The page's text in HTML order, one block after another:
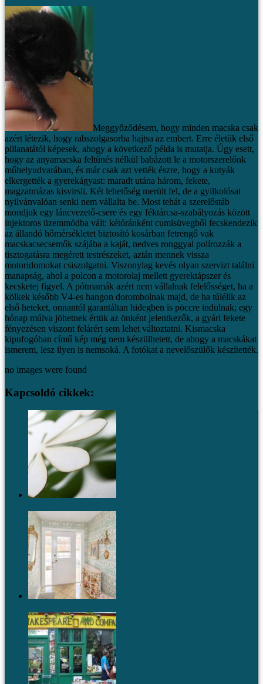
Meggyőződésem, hogy minden macska csak
azért létezik, hogy rabszolgasorba hajtsa az embert. Erre életük első
pillanatától képesek, ahogy a következő példa is mutatja. Úgy esett,
hogy az anyamacska feltűnés nélkül babázott le a motorszerelőnk
műhelyudvarában, és már csak azt vették észre, hogy a kutyák
elkergették a gyerekágyast: maradt utána három, fekete,
magzatmázas kisvirsli. Két lehetőség merült fel, de a gyilkolósat
nyilvánvalóan senki nem vállalta be. Most tehát a szerelőstáb
mondjuk egy láncvezető-csere és egy féktárcsa-szabályozás között
injektoros üzemmódba vált: kétóránként cumisüvegből fecskendezik
az állandó hőmérsékletet biztosító kosárban fetrengő vak
macskacsecsemők szájába a kaját, nedves ronggyal polírozzák a
tisztogatásra megérett testrészeket, aztán mennek vissza
motoridomokat csiszolgatni. Viszonylag kevés olyan szervizt találni
manapság, ahol a polcon a motorolaj mellett gyerektápszer és
kecsketej figyel. A pótmamák azért nem vállalnak felelősséget, ha a
kölkek később V4-es hangon dorombolnak majd, de ha túlélik az
első heteket, onnantól garantáltan hidegben is pöccre indulnak; egy
hónap múlva jöhetnek értük az önként jelentkezők, a gyári fekete
fényezésen viszont felárért sem lehet változtatni. Kismacska
kipufogóban című kép még nem készülhetett, de ahogy a macskákat
ismerem, lesz ilyen is nemsoká. A fotókat a nevelőszülők készítették.
no images were found
Kapcsoldó cikkek: